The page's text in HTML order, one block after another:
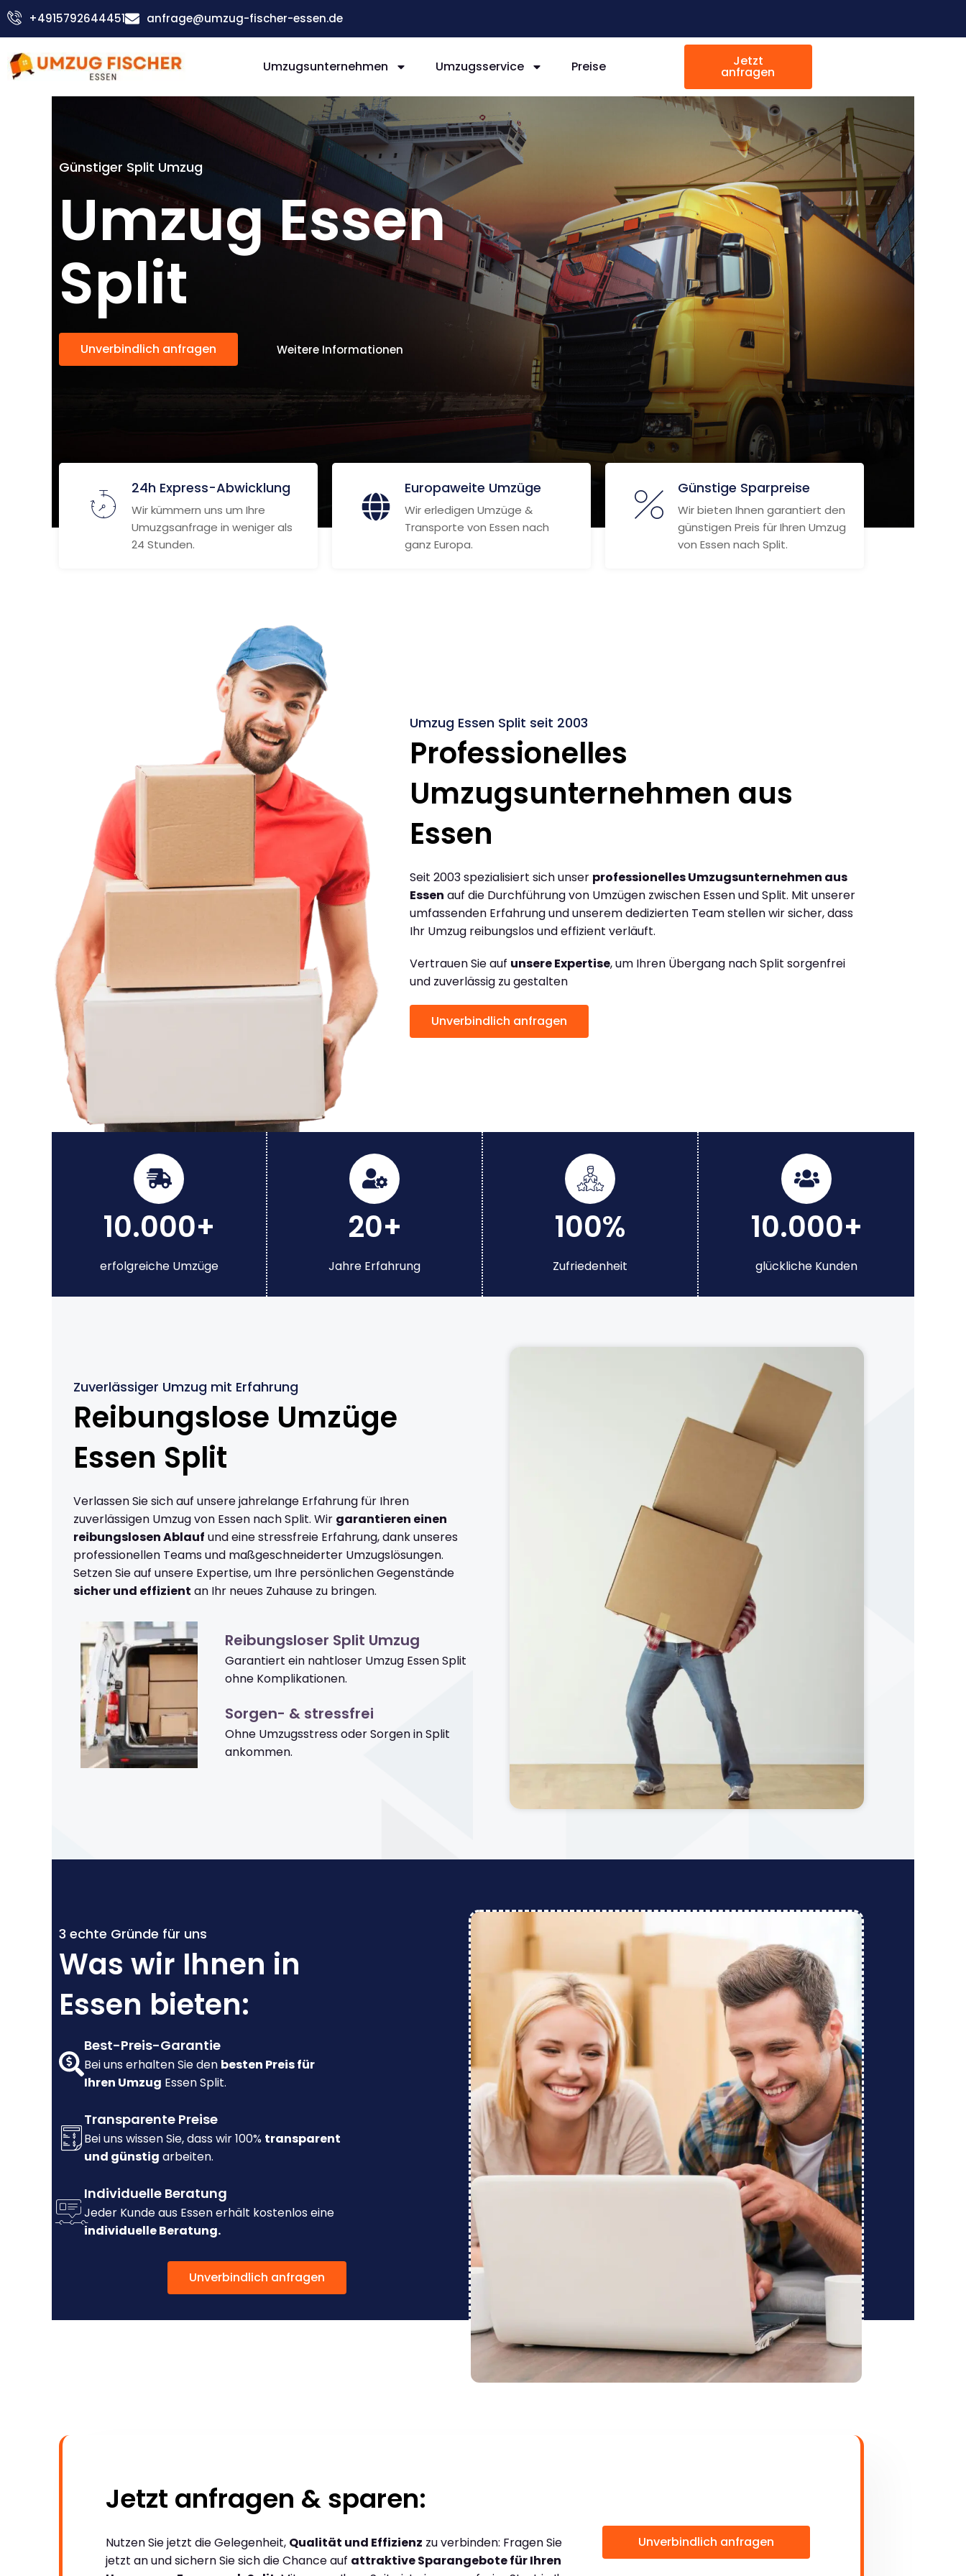
Zum
Inhalt
+4915792644451 anfrage@umzug-fischer-essen.de
Umzugsunternehmen Umzugsservice Preise Jetzt
anfragen
Günstiger Split Umzug
Umzug Essen
Split
Unverbindlich anfragen Weitere Informationen
24h Express-Abwicklung
Wir kümmern uns um Ihre
Umuzgsanfrage in weniger als
24 Stunden.
Europaweite Umzüge
Wir erledigen Umzüge &
Transporte von Essen nach
ganz Europa.
Günstige Sparpreise
Wir bieten Ihnen garantiert den
günstigen Preis für Ihren Umzug
von Essen nach Split.
Umzug Essen Split seit 2003
Professionelles
Umzugsunternehmen aus
Essen
Seit 2003 spezialisiert sich unser professionelles Umzugsunternehmen aus
Essen auf die Durchführung von Umzügen zwischen Essen und Split. Mit unserer
umfassenden Erfahrung und unserem dedizierten Team stellen wir sicher, dass
Ihr Umzug reibungslos und effizient verläuft.
Vertrauen Sie auf unsere Expertise, um Ihren Übergang nach Split sorgenfrei
und zuverlässig zu gestalten
Unverbindlich anfragen
10.000+
erfolgreiche Umzüge
20+
Jahre Erfahrung
100%
Zufriedenheit
10.000+
glückliche Kunden
Zuverlässiger Umzug mit Erfahrung
Reibungslose Umzüge
Essen Split
Verlassen Sie sich auf unsere jahrelange Erfahrung für Ihren
zuverlässigen Umzug von Essen nach Split. Wir garantieren einen
reibungslosen Ablauf und eine stressfreie Erfahrung, dank unseres
professionellen Teams und maßgeschneiderter Umzugslösungen.
Setzen Sie auf unsere Expertise, um Ihre persönlichen Gegenstände
sicher und effizient an Ihr neues Zuhause zu bringen.
Reibungsloser Split Umzug
Garantiert ein nahtloser Umzug Essen Split
ohne Komplikationen.
Sorgen- & stressfrei
Ohne Umzugsstress oder Sorgen in Split
ankommen.
3 echte Gründe für uns
Was wir Ihnen in
Essen bieten:
Best-Preis-Garantie
Bei uns erhalten Sie den besten Preis für
Ihren Umzug Essen Split.
Transparente Preise
Bei uns wissen Sie, dass wir 100% transparent
und günstig arbeiten.
Individuelle Beratung
Jeder Kunde aus Essen erhält kostenlos eine
individuelle Beratung.
Unverbindlich anfragen
Jetzt anfragen & sparen:
Nutzen Sie jetzt die Gelegenheit, Qualität und Effizienz zu verbinden: Fragen Sie
jetzt an und sichern Sie sich die Chance auf attraktive Sparangebote für Ihren
Unverbindlich anfragen